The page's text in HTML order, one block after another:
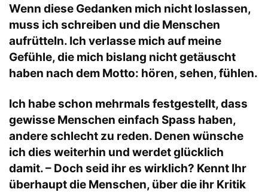
Wenn diese Gedanken mich nicht loslassen,
muss ich schreiben und die Menschen
aufrütteln. Ich verlasse mich auf meine
Gefühle, die mich bislang nicht getäuscht
haben nach dem Motto: hören, sehen, fühlen.
Ich habe schon mehrmals festgestellt, dass
gewisse Menschen einfach Spass haben,
andere schlecht zu reden. Denen wünsche
ich dies weiterhin und werdet glücklich
damit. – Doch seid ihr es wirklich? Kennt Ihr
überhaupt die Menschen, über die ihr Kritik